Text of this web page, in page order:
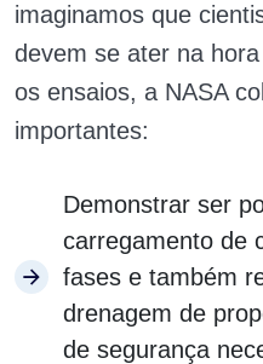
imaginamos que
devem se ater na
os ensaios, a NASA
importantes:
Demonstrar ser
carregamento de
fases e também
drenagem de
de segurança